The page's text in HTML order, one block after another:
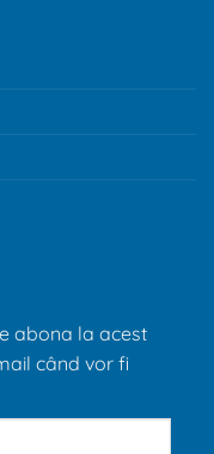
abona la acest
când vor fi